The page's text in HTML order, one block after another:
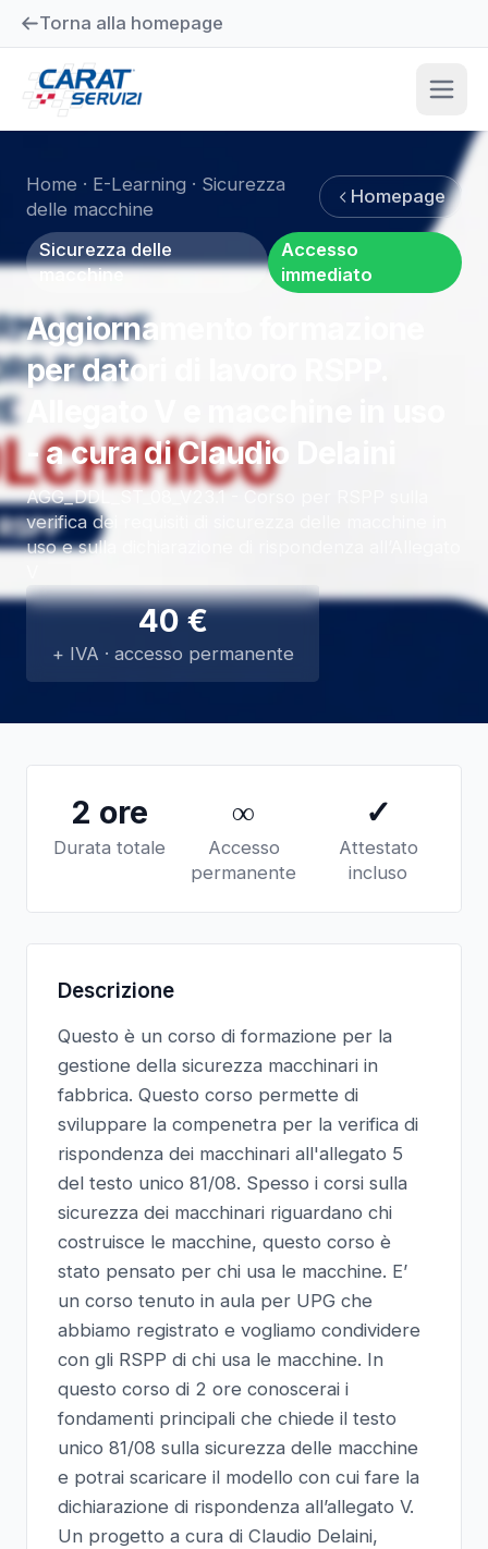
Torna alla homepage
Home · E-Learning · Sicurezza
delle macchine
Homepage
Sicurezza delle
macchine
Accesso
immediato
Aggiornamento formazione
per datori di lavoro RSPP.
- a cura di Claudio Delaini
AGG_DDL_ST_08_V23.1 - Corso per RSPP sulla
verifica dei requisiti di sicurezza delle macchine in
uso e sulla dichiarazione di rispondenza all’Allegato
40€
+ IVA · accesso permanente
2 ore
Durata totale
∞
Accesso
permanente
✓
Attestato
incluso
Descrizione
Questo è un corso di formazione per la
gestione della sicurezza macchinari in
fabbrica. Questo corso permette di
sviluppare la compenetra per la verifica di
rispondenza dei macchinari all'allegato 5
del testo unico 81/08. Spesso i corsi sulla
sicurezza dei macchinari riguardano chi
costruisce le macchine, questo corso è
stato pensato per chi usa le macchine. E’
un corso tenuto in aula per UPG che
abbiamo registrato e vogliamo condividere
con gli RSPP di chi usa le macchine. In
questo corso di 2 ore conoscerai i
fondamenti principali che chiede il testo
unico 81/08 sulla sicurezza delle macchine
e potrai scaricare il modello con cui fare la
dichiarazione di rispondenza all’allegato V.
Un progetto a cura di Claudio Delaini,